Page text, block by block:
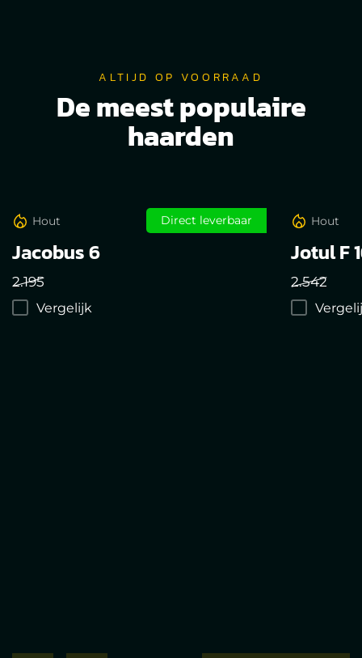
ALTIJD OP VOORRAAD
De meest populaire
haarden
Direct leverbaar
Hout
Jacobus 6
2.195
Vergelijk
Hout
Jotul F
2.542